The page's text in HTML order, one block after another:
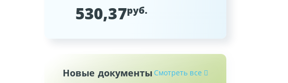
530,37руб.
Новые документы Смотреть все